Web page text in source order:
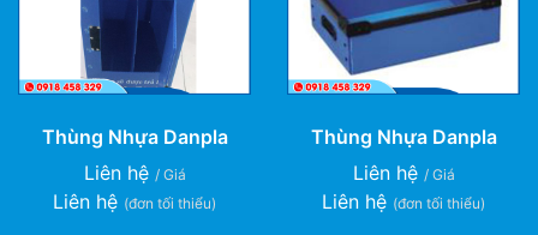
Thùng Nhựa Danpla
Liên hệ / Giá
Liên hệ (đơn tối thiểu)
Thùng Nhựa Danpla
Liên hệ / Giá
Liên hệ (đơn tối thiểu)